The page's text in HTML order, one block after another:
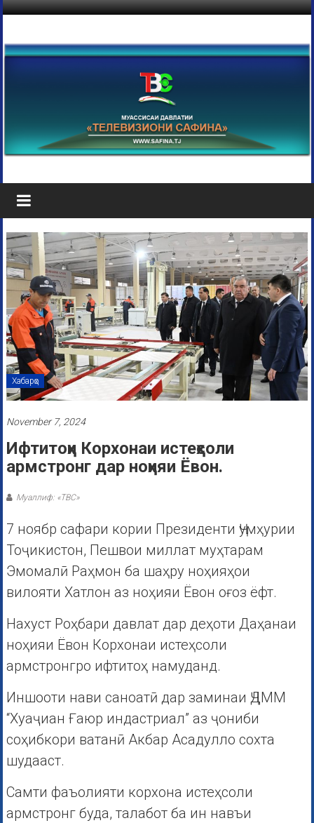
Хабарҳо
November 7, 2024
Ифтитоҳи Корхонаи истеҳсоли
армстронг дар ноҳияи Ёвон.
Муаллиф: «ТВС»
7 ноябр сафари кории Президенти Ҷумҳурии
Тоҷикистон, Пешвои миллат муҳтарам
Эмомалӣ Раҳмон ба шаҳру ноҳияҳои
вилояти Хатлон аз ноҳияи Ёвон оғоз ёфт.
Нахуст Роҳбари давлат дар деҳоти Даҳанаи
ноҳияи Ёвон Корхонаи истеҳсоли
армстронгро ифтитоҳ намуданд.
Иншооти нави саноатӣ дар заминаи ҶДММ
“Хуаҷиан Ғаюр индастриал” аз ҷониби
соҳибкори ватанӣ Акбар Асадулло сохта
шудааст.
Самти фаъолияти корхона истеҳсоли
армстронг буда, талабот ба ин навъи